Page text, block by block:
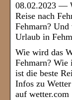
08.02.2023 —
Reise nach
Fehmarn?
Urlaub in
Wie wird das
Fehmarn?
ist die beste
Infos zu
auf wetter.com